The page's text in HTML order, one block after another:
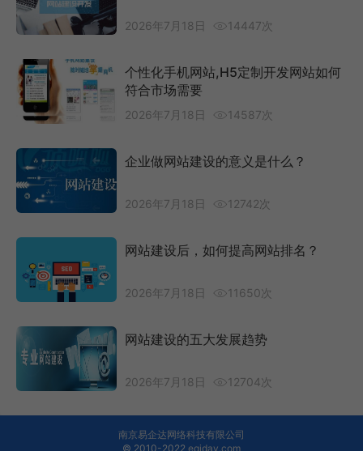
2026年7月18日 14447次
个性化手机网站,H5定制开发网站如何
符合市场需要
2026年7月18日 14587次
企业做网站建设的意义是什么？
2026年7月18日 12742次
网站建设后，如何提高网站排名？
2026年7月18日 11650次
网站建设的五大发展趋势
2026年7月18日 12704次
南京易企达网络科技有限公司
© 2010-2022 eqiday.com